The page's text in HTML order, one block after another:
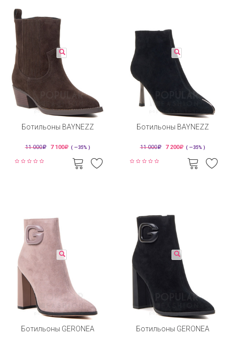
Ботильоны BAYNEZZ
11 000 7 100 ( —35% )
Ботильоны BAYNEZZ
11 000 7 200 ( —35% )
Ботильоны GERONEA Ботильоны GERONEA